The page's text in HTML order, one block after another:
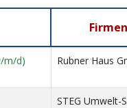
m/d) Rubner Haus
STEG Umwelt-